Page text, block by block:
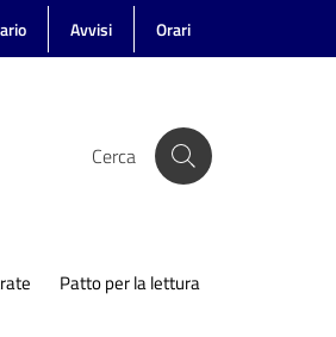
Avvisi Orari
Cerca
Patto per la lettura